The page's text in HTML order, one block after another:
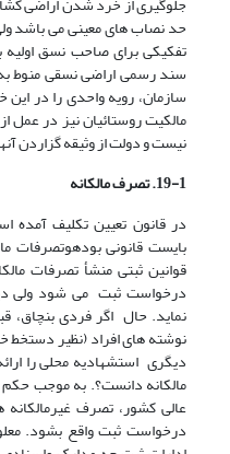
حد نصاب های معینی می باشد
تفکیکی برای صاحب نسق اولیه
سند رسمی اراضی نسقی منوط
سازمان، رویه واحدی را در
مالکیت روستائیان نیز در عمل
نیست و دولت از وثیقه گزاردن
19-1. تصرف مالکانه
در قانون تعیین تکلیف
بایست قانونی بودهوتصرفات
قوانین ثبتی منشأ تصرفات
درخواست ثبت می شود ولی
نماید. حال اگر فردی بنچاق،
نوشته های افراد (نظیر دستخط
دیگری استشهادیه محلی را
عالی کشور، تصرف
درخواست ثبت واقع بشود.